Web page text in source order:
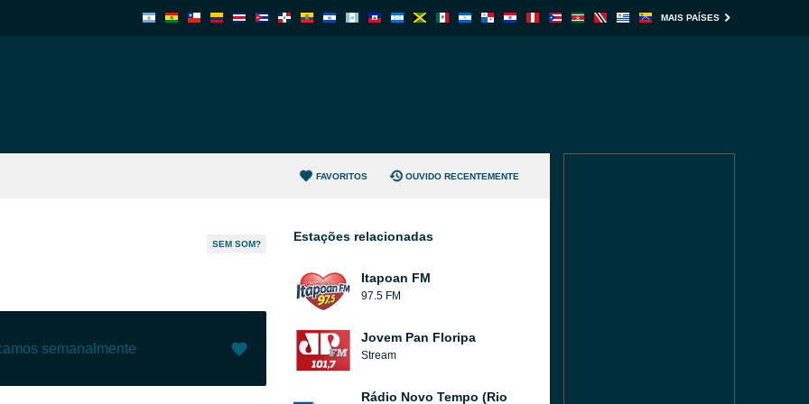
MAIS PAÍSES
FAVORITOS OUVIDO RECENTEMENTE
SEM SOM?
semanalmente
Estações relacionadas
Itapoan FM
97.5 FM
Jovem Pan Floripa
Stream
Rádio Novo Tempo (Rio